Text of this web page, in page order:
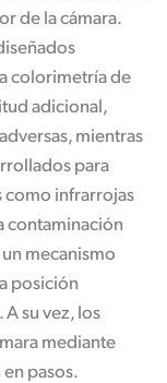
de la cámara.
colorimetríade
adicional,
adversas, mientras
para
como infrarrojas
contaminación
mecanismo
posición
su vez, los
mediante
en pasos.